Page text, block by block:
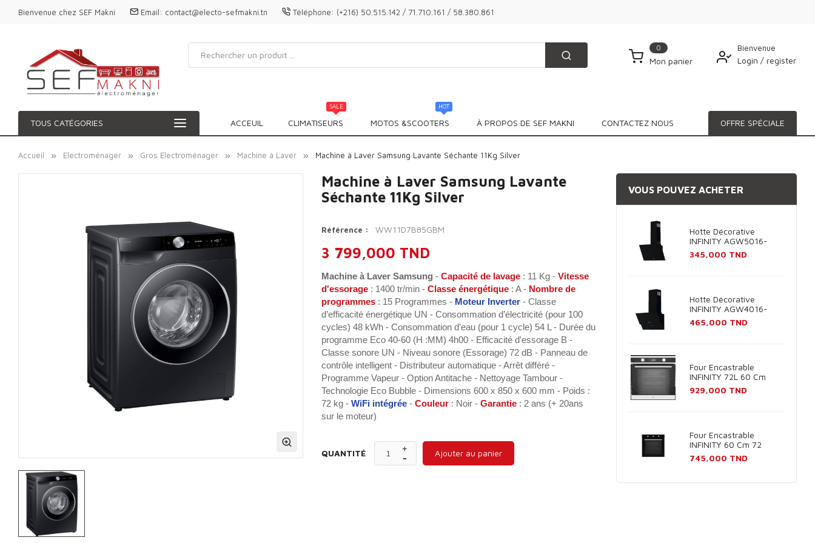
Bienvenue chez SEF Makni Email: contact@electo-sefmakni.tn Téléphone: (+216) 50.515.142 / 71.710.161 / 58.380.861
0
Mon panier
Bienvenue
Login/ register
TOUS CATÉGORIES ACCEUIL
SALE
CLIMATISEURS
HOT
MOTOS &SCOOTERS À PROPOS DE SEF MAKNI CONTACTEZ NOUS OFFRE SPÉCIALE
Accueil Electroménager Gros Electroménager Machine à Laver Machine à Laver Samsung Lavante Séchante 11Kg Silver
Machine à Laver Samsung Lavante
Séchante 11Kg Silver
Référence : WW11D7B85GBM
3 799,000 TND
Machine à Laver Samsung - Capacité de lavage : 11 Kg - Vitesse
d'essorage : 1400 tr/min - Classe énergétique : A - Nombre de
programmes : 15 Programmes - Moteur Inverter - Classe
d’efficacité énergétique UN - Consommation d’électricité (pour 100
cycles) 48 kWh - Consommation d’eau (pour 1 cycle) 54 L - Durée du
programme Eco 40-60 (H :MM) 4h00 - Efficacité d'essorage B -
Classe sonore UN - Niveau sonore (Essorage) 72 dB - Panneau de
contrôle intelligent - Distributeur automatique - Arrêt différé -
Programme Vapeur - Option Antitache - Nettoyage Tambour -
Technologie Eco Bubble - Dimensions 600 x 850 x 600 mm - Poids :
72 kg - WiFi intégrée - Couleur : Noir - Garantie : 2 ans (+ 20ans
sur le moteur)
QUANTITÉ Ajouter au panier
VOUS POUVEZ ACHETER
Hotte Décorative
INFINITY AGW5016-
60B 60cm - Noir
Prix
345,000 TND
Hotte Décorative
INFINITY AGW4016-
60B 60cm - Noir
Prix
465,000 TND
Four Encastrable
INFINITY 72L 60 Cm
Inox
Prix
929,000 TND
Four Encastrable
INFINITY 60 Cm 72
Litres Noir
Prix
745,000 TND